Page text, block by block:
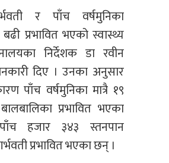
र पाँच वर्षमुनिका
प्रभावित भएको स्वास्थ्य
निर्देशक डा रवीन
दिए । उनका अनुसार
पाँच वर्षमुनिका मात्रै १९
प्रभावित भएका
हजार ३४३ स्तनपान
प्रभावित भएका छन् ।